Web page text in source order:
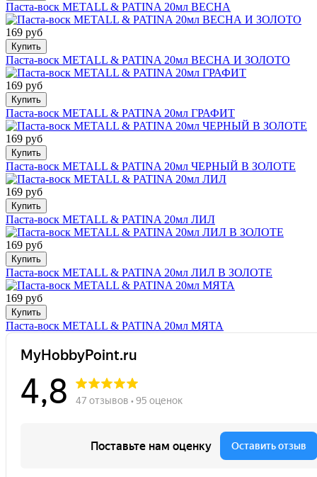
Паста-воск METALL & PATINA 20мл ВЕСНА
169 руб
Купить
Паста-воск METALL & PATINA 20мл ВЕСНА И ЗОЛОТО
169 руб
Купить
Паста-воск METALL & PATINA 20мл ГРАФИТ
169 руб
Купить
Паста-воск METALL & PATINA 20мл ЧЕРНЫЙ В ЗОЛОТЕ
169 руб
Купить
Паста-воск METALL & PATINA 20мл ЛИЛ
169 руб
Купить
Паста-воск METALL & PATINA 20мл ЛИЛ В ЗОЛОТЕ
169 руб
Купить
Паста-воск METALL & PATINA 20мл МЯТА